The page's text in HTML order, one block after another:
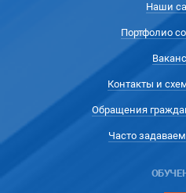
Наши
Портфолио
Контакты и
Обращения
Часто